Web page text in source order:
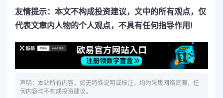
友情提示：本文不构成投资建议，文中的所有观点，仅
代表文章内人物的个人观点，不具有任何指导作用!
声明：本站所有内容，如无特殊说明或标注，均为采集网络资源，任
何内容均不构成投资建议。